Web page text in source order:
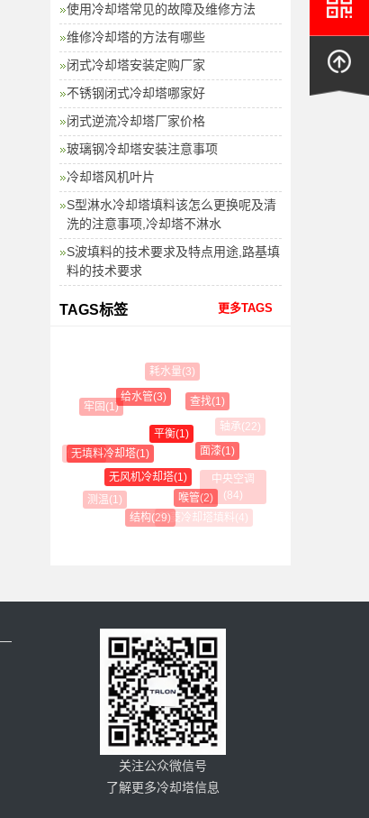
使用冷却塔常见的故障及维修方法
维修冷却塔的方法有哪些
闭式冷却塔安装定购厂家
不锈钢闭式冷却塔哪家好
闭式逆流冷却塔厂家价格
玻璃钢冷却塔安装注意事项
冷却塔风机叶片
S型淋水冷却塔填料该怎么更换呢及清
洗的注意事项,冷却塔不淋水
S波填料的技术要求及特点用途,路基填
料的技术要求
TAGS标签 更多TAGS
无填料冷却塔(1)
无风机冷却塔(1)
平衡(1)
给水管(3)
牢固(1)
便利(1)
测温(1)
结构(29)
喉管(2)
面漆(1)
查找(1)
耗水量(3)
新菱冷却塔填料(4)
中央空调
(84)
轴承(22)
关注公众微信号
了解更多冷却塔信息